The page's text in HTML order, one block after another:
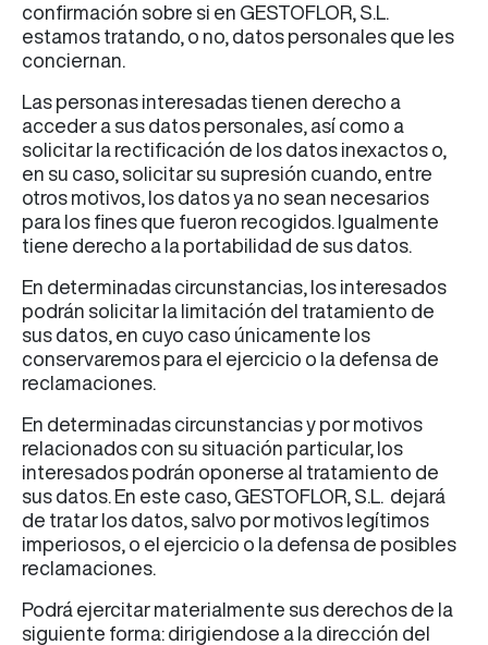
confirmación sobre si en GESTOFLOR, S.L.
estamos tratando, o no, datos personales que les
conciernan.
Las personas interesadas tienen derecho a
acceder a sus datos personales, así como a
solicitar la rectificación de los datos inexactos o,
en su caso, solicitar su supresión cuando, entre
otros motivos, los datos ya no sean necesarios
para los fines que fueron recogidos. Igualmente
tiene derecho a la portabilidad de sus datos.
En determinadas circunstancias, los interesados
podrán solicitar la limitación del tratamiento de
sus datos, en cuyo caso únicamente los
conservaremos para el ejercicio o la defensa de
reclamaciones.
En determinadas circunstancias y por motivos
relacionados con su situación particular, los
interesados podrán oponerse al tratamiento de
sus datos. En este caso, GESTOFLOR, S.L. dejará
de tratar los datos, salvo por motivos legítimos
imperiosos, o el ejercicio o la defensa de posibles
reclamaciones.
Podrá ejercitar materialmente sus derechos de la
siguiente forma: dirigiendose a la dirección del